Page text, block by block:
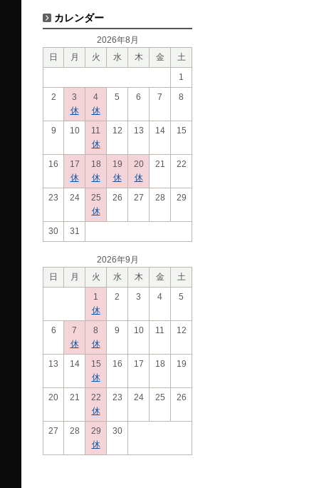
カレンダー
2026年8月
日
月 火 水 木 金
土
1
2
3
休
4
休
5 6 7 8
9 10
11
休
12 13 14 15
16
17
休
18
休
19
休
20
休
21 22
23 24
25
休
26 27 28 29
30 31
2026年9月
日
月 火 水 木 金
土
1
休
2 3 4 5
6
7
休
8
休
9 10 11 12
13 14
15
休
16 17 18 19
20 21
22
休
23 24 25 26
27 28
29
休
30